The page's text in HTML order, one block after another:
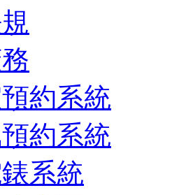
約系統
約系統
系統